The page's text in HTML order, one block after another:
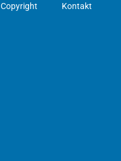
Copyright Kontakt